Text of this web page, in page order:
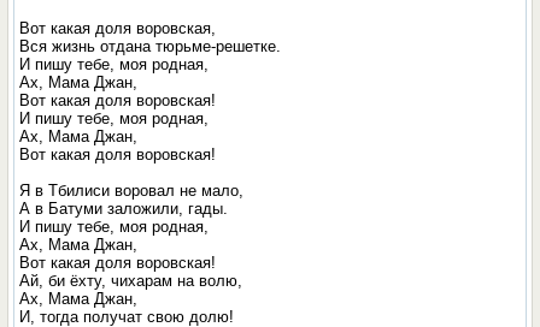
Вот какая доля воровская,
Вся жизнь отдана тюрьме-решетке.
И пишу тебе, моя родная,
Ах, Мама Джан,
Вот какая доля воровская!
И пишу тебе, моя родная,
Ах, Мама Джан,
Вот какая доля воровская!
Я в Тбилиси воровал не мало,
А в Батуми заложили, гады.
И пишу тебе, моя родная,
Ах, Мама Джан,
Вот какая доля воровская!
Ай, би ёхту, чихарам на волю,
Ах, Мама Джан,
И, тогда получат свою долю!